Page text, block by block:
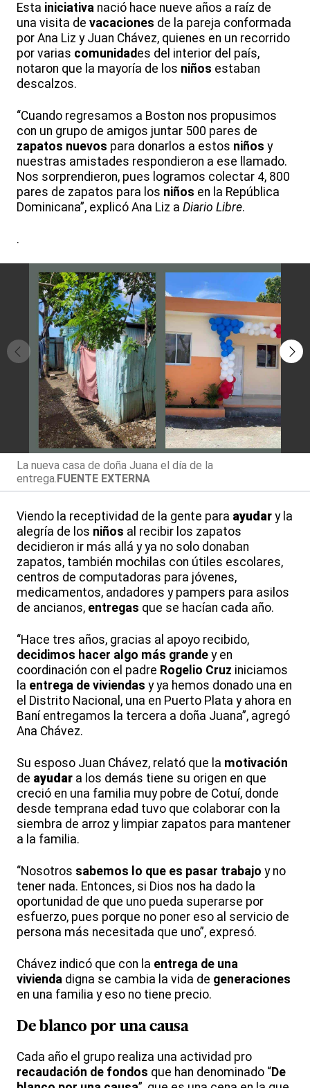
Esta iniciativa nació hace nueve años a raíz de
una visita de vacaciones de la pareja conformada
por Ana Liz y Juan Chávez, quienes en un recorrido
por varias comunidades del interior del país,
notaron que la mayoría de los niños estaban
descalzos.
“Cuando regresamos a Boston nos propusimos
con un grupo de amigos juntar 500 pares de
zapatos nuevos para donarlos a estos niños y
nuestras amistades respondieron a ese llamado.
Nos sorprendieron, pues logramos colectar 4, 800
pares de zapatos para los niños en la República
Dominicana”, explicó Ana Liz a Diario Libre.
.
La nueva casa de doña Juana el día de la
entrega. FUENTE EXTERNA
Viendo la receptividad de la gente para ayudar y la
alegría de los niños al recibir los zapatos
decidieron ir más allá y ya no solo donaban
zapatos, también mochilas con útiles escolares,
centros de computadoras para jóvenes,
medicamentos, andadores y pampers para asilos
de ancianos, entregas que se hacían cada año.
“Hace tres años, gracias al apoyo recibido,
decidimos hacer algo más grande y en
coordinación con el padre Rogelio Cruz iniciamos
la entrega de viviendas y ya hemos donado una en
el Distrito Nacional, una en Puerto Plata y ahora en
Baní entregamos la tercera a doña Juana”, agregó
Ana Chávez.
Su esposo Juan Chávez, relató que la motivación
de ayudar a los demás tiene su origen en que
creció en una familia muy pobre de Cotuí, donde
desde temprana edad tuvo que colaborar con la
siembra de arroz y limpiar zapatos para mantener
a la familia.
“Nosotros sabemos lo que es pasar trabajo y no
tener nada. Entonces, si Dios nos ha dado la
oportunidad de que uno pueda superarse por
esfuerzo, pues porque no poner eso al servicio de
persona más necesitada que uno”, expresó.
Chávez indicó que con la entrega de una
vivienda digna se cambia la vida de generaciones
en una familia y eso no tiene precio.
De blanco por una causa
Cada año el grupo realiza una actividad pro
recaudación de fondos que han denominado “De